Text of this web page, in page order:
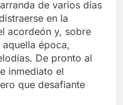
de varios días
en la
acordeón y, sobre
época,
De pronto al
inmediato el
que desafiante